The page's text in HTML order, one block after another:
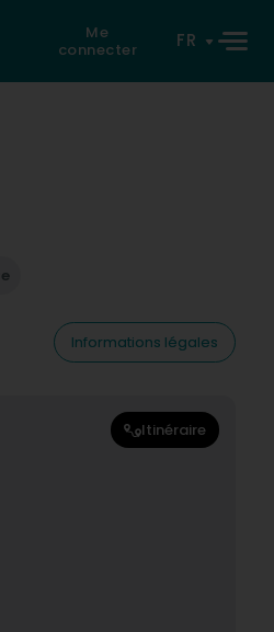
Me
connecter
FR
Informations légales
Itinéraire